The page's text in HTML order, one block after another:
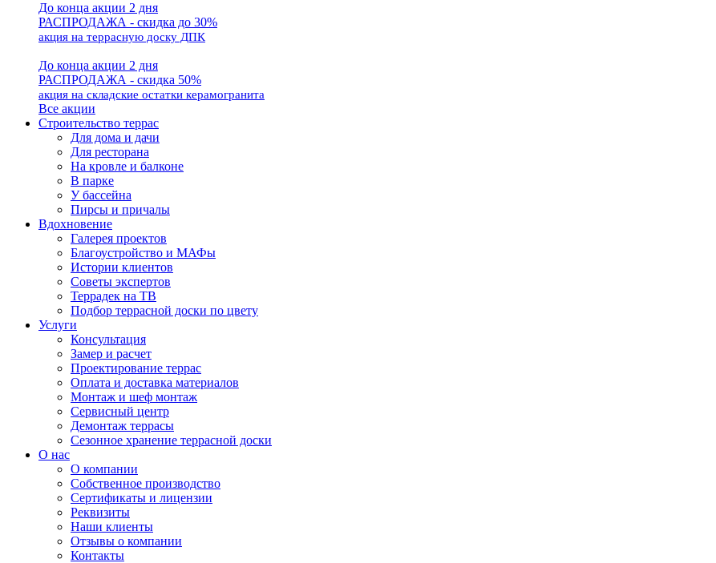
До конца акции 2 дня
РАСПРОДАЖА - скидка до 30%
акция на террасную доску ДПК
До конца акции 2 дня
РАСПРОДАЖА - скидка 50%
акция на складские остатки керамогранита
Все акции
Строительство террас
Для дома и дачи
Для ресторана
На кровле и балконе
В парке
У бассейна
Пирсы и причалы
Вдохновение
Галерея проектов
Благоустройство и МАФы
Истории клиентов
Советы экспертов
Террадек на ТВ
Подбор террасной доски по цвету
Услуги
Консультация
Замер и расчет
Проектирование террас
Оплата и доставка материалов
Монтаж и шеф монтаж
Сервисный центр
Демонтаж террасы
Сезонное хранение террасной доски
О нас
О компании
Собственное производство
Сертификаты и лицензии
Реквизиты
Наши клиенты
Отзывы о компании
Контакты